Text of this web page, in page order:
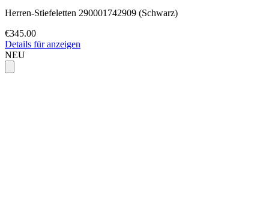
Herren-Stiefeletten 290001742909 (Schwarz)
€345.00
Details für anzeigen
NEU